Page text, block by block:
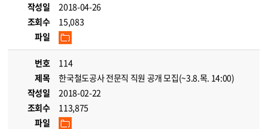
작성일
2018-04-26
조회수
15,083
파일
번호
114
제목
한국철도공사 전문직 직원 공개 모집(~3.8.목. 14:00)
작성일
2018-02-22
조회수
113,875
파일